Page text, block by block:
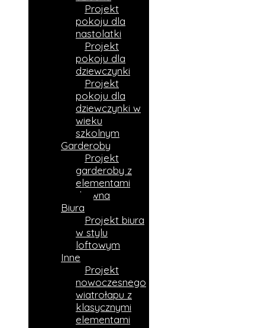
Projekt
pokoju dla
nastolatki
Projekt
pokoju dla
dziewczynki
Projekt
pokoju dla
dziewczynki w
wieku
szkolnym
Garderoby
Projekt
garderoby z
elementami
drewna
Biura
Projekt biura
w stylu
loftowym
Inne
Projekt
nowoczesnego
wiatrołapu z
klasycznymi
elementami